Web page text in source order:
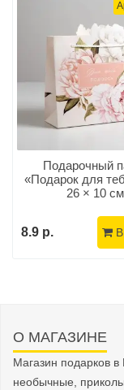
Подарочный
«Подарок для
26 × 10 см
8.9 р.
О МАГАЗИНЕ
Магазин подарков
необычные,